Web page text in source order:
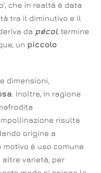
che in realtà è data
tra il diminutivo e il
da pécol, termine
un piccolo
dimensioni,
. Inoltre, in ragione
risulta
origine a
motivo è uso comune
altre varietà, per